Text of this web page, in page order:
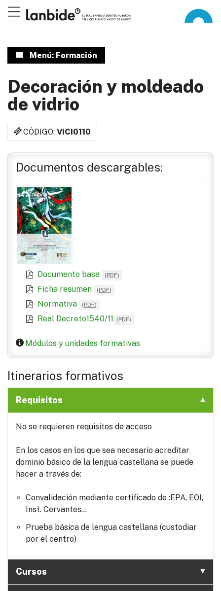
Menú: Formación
Decoración y moldeado
de vidrio
CÓDIGO:VICI0110
Documentos descargables:
Documento base (PDF)
Ficha resumen (PDF)
Normativa (PDF)
Real Decreto1540/11 (PDF)
Módulos y unidades formativas
Itinerarios formativos
Requisitos
No se requieren requisitos de acceso
En los casos en los que sea necesario acreditar
dominio básico de la lengua castellana se puede
hacer a través de:
Convalidación mediante certificado de :EPA, EOI,
Inst. Cervantes...
Prueba básica de lengua castellana (custodiar
por el centro)
Cursos